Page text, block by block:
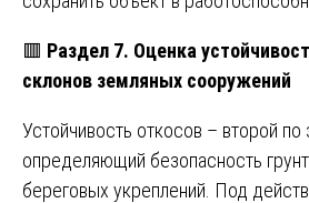
🟥 Раздел 7. Оценка
склонов земляных сооружений
Устойчивость откосов – второй по
определяющий безопасность
береговых укреплений. Под